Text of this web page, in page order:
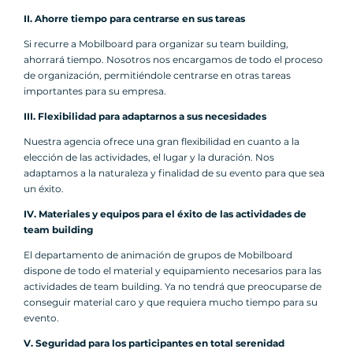
II. Ahorre tiempo para centrarse en sus tareas
Si recurre a Mobilboard para organizar su team building,
ahorrará tiempo. Nosotros nos encargamos de todo el proceso
de organización, permitiéndole centrarse en otras tareas
importantes para su empresa.
III. Flexibilidad para adaptarnos a sus necesidades
Nuestra agencia ofrece una gran flexibilidad en cuanto a la
elección de las actividades, el lugar y la duración. Nos
adaptamos a la naturaleza y finalidad de su evento para que sea
un éxito.
IV. Materiales y equipos para el éxito de las actividades de
team building
El departamento de animación de grupos de Mobilboard
dispone de todo el material y equipamiento necesarios para las
actividades de team building. Ya no tendrá que preocuparse de
conseguir material caro y que requiera mucho tiempo para su
evento.
V. Seguridad para los participantes en total serenidad